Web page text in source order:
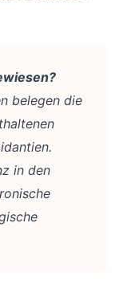
belegen die
in den